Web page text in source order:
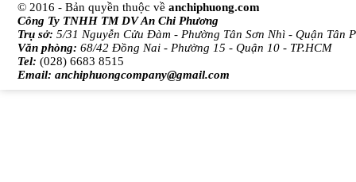
© 2016 - Bản quyền thuộc về anchiphuong.com
Công Ty TNHH TM DV An Chi Phương
Trụ sở: 5/31 Nguyễn Cửu Đàm - Phường Tân Sơn Nhì - Quận Tân
Văn phòng: 68/42 Đồng Nai - Phường 15 - Quận 10 - TP.HCM
Tel: (028) 6683 8515
Email: anchiphuongcompany@gmail.com